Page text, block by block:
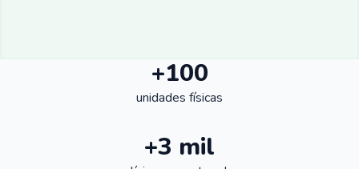
+100
unidades físicas
+3 mil